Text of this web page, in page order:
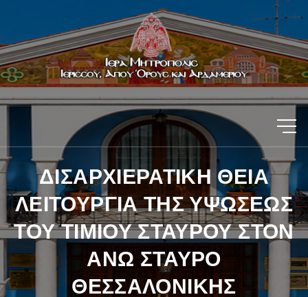
ΔΙΣΑΡΧΙΕΡΑΤΙΚΗ ΘΕΙΑ
ΛΕΙΤΟΥΡΓΙΑ ΤΗΣ ΥΨΩΣΕΩΣ
ΤΟΥ ΤΙΜΙΟΥ ΣΤΑΥΡΟΥ ΣΤΟΝ
ΑΝΩ ΣΤΑΥΡΟ
ΘΕΣΣΑΛΟΝΙΚΗΣ